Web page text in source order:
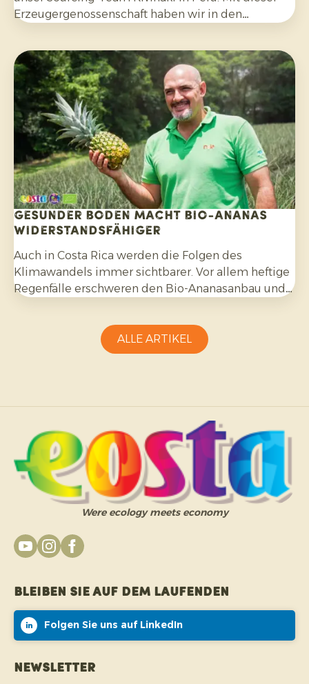
Erzeugergenossenschaft haben wir in den
bereiteten wir gemeinsam die kommenden
Monate vor.
Gesunder Boden macht Bio-Ananas
widerstandsfähiger
Auch in Costa Rica werden die Folgen des
Klimawandels immer sichtbarer. Vor allem heftige
Regenfälle erschweren den Bio-Ananasanbau und
ALLE ARTIKEL
Were ecology meets economy
Bleiben Sie auf dem Laufenden
Folgen Sie uns auf LinkedIn
Newsletter